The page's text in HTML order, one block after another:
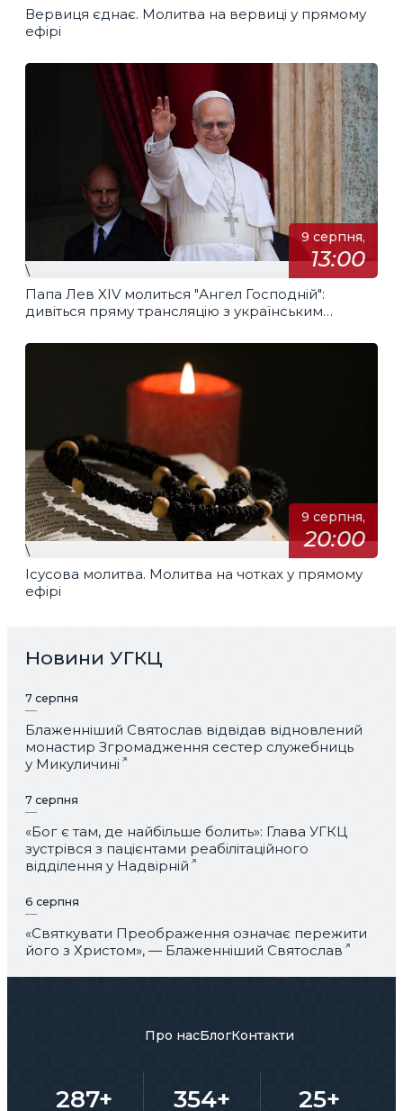
Вервиця єднає. Молитва на вервиці у прямому
ефірі
9 серпня,
13:00
\
Папа Лев XIV молиться "Ангел Господній":
дивіться пряму трансляцію з українським
9 серпня,
20:00
\
Ісусова молитва. Молитва на чотках у прямому
ефірі
Новини УГКЦ
7 серпня
Блаженніший Святослав відвідав відновлений
монастир Згромадження сестер служебниць
у Микуличині
7 серпня
«Бог є там, де найбільше болить»: Глава УГКЦ
зустрівся з пацієнтами реабілітаційного
відділення у Надвірній
6 серпня
«Святкувати Преображення означає пережити
його з Христом», — Блаженніший Святослав
Про насБлогКонтакти
287+ 354+ 25+